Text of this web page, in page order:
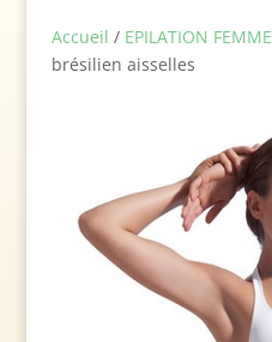
Accueil / EPILATION FEMME
brésilien aisselles